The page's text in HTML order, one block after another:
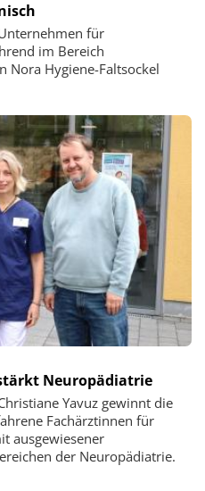
für
im Bereich
Nora Hygiene-Faltsockel
Neuropädiatrie
Yavuz gewinnt die
Fachärztinnen für
ausgewiesener
der Neuropädiatrie.